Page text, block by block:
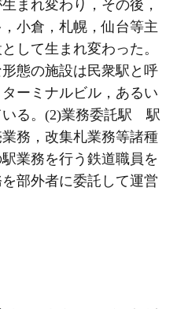
まれ変わり，その後，
小倉，札幌，仙台等主
して生まれ変わった。
態の施設は民衆駅と呼
ーミナルビル，あるい
いる。(2)業務委託駅 駅
務，改集札業務等諸種
業務を行う鉄道職員を
部外者に委託して運営